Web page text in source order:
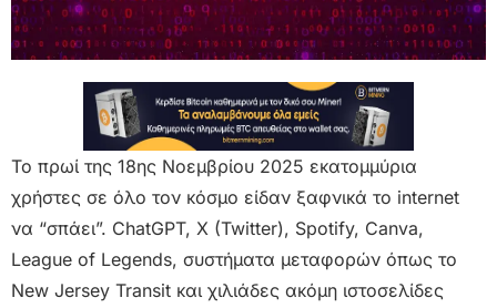
Το πρωί της 18ης Νοεμβρίου 2025 εκατομμύρια
χρήστες σε όλο τον κόσμο είδαν ξαφνικά το internet
να “σπάει”. ChatGPT, X (Twitter), Spotify, Canva,
League of Legends, συστήματα μεταφορών όπως το
New Jersey Transit και χιλιάδες ακόμη ιστοσελίδες